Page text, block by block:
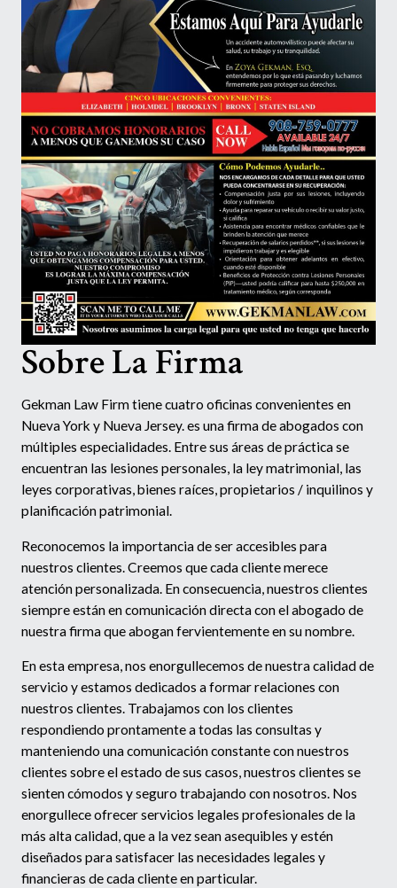
Sobre La Firma
Gekman Law Firm tiene cuatro oficinas convenientes en
Nueva York y Nueva Jersey. es una firma de abogados con
múltiples especialidades. Entre sus áreas de práctica se
encuentran las lesiones personales, la ley matrimonial, las
leyes corporativas, bienes raíces, propietarios / inquilinos y
planificación patrimonial.
Reconocemos la importancia de ser accesibles para
nuestros clientes. Creemos que cada cliente merece
atención personalizada. En consecuencia, nuestros clientes
siempre están en comunicación directa con el abogado de
nuestra firma que abogan fervientemente en su nombre.
En esta empresa, nos enorgullecemos de nuestra calidad de
servicio y estamos dedicados a formar relaciones con
nuestros clientes. Trabajamos con los clientes
respondiendo prontamente a todas las consultas y
manteniendo una comunicación constante con nuestros
clientes sobre el estado de sus casos, nuestros clientes se
sienten cómodos y seguro trabajando con nosotros. Nos
enorgullece ofrecer servicios legales profesionales de la
más alta calidad, que a la vez sean asequibles y estén
diseñados para satisfacer las necesidades legales y
financieras de cada cliente en particular.